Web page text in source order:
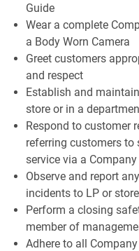
Guide
Wear a complete
a Body Worn Camera
Greet customers
and respect
Establish and
store or in a
Respond to customer
referring customers to
service via a
Observe and report
incidents to LP or
Perform a closing
member of
Adhere to all